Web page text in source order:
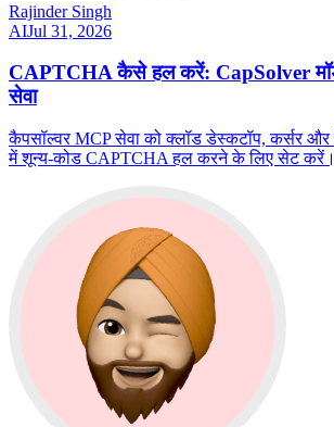
Rajinder Singh
AIJul 31, 2026
CAPTCHA कैसे हल करें: CapSolver
सेवा
कैपसॉल्वर MCP सेवा को क्लॉड डेस्कटॉप, कर्सर और
में शून्य-कोड CAPTCHA हल करने के लिए सेट करें।